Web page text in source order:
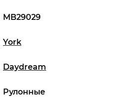
MB29029
York
Daydream
Рулонные